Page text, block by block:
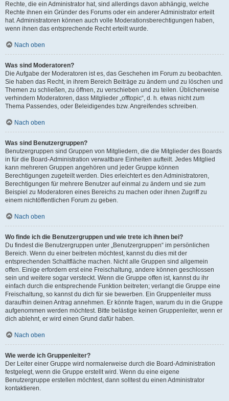
Rechte, die ein Administrator hat, sind allerdings davon abhängig, welche
Rechte ihnen ein Gründer des Forums oder ein anderer Administrator erteilt
hat. Administratoren können auch volle Moderationsberechtigungen haben,
wenn ihnen das entsprechende Recht erteilt wurde.
Nach oben
Was sind Moderatoren?
Die Aufgabe der Moderatoren ist es, das Geschehen im Forum zu beobachten.
Sie haben das Recht, in ihrem Bereich Beiträge zu ändern und zu löschen und
Themen zu schließen, zu öffnen, zu verschieben und zu teilen. Üblicherweise
verhindern Moderatoren, dass Mitglieder „offtopic“, d. h. etwas nicht zum
Thema Passendes, oder Beleidigendes bzw. Angreifendes schreiben.
Nach oben
Was sind Benutzergruppen?
Benutzergruppen sind Gruppen von Mitgliedern, die die Mitglieder des Boards
in für die Board-Administration verwaltbare Einheiten aufteilt. Jedes Mitglied
kann mehreren Gruppen angehören und jeder Gruppe können
Berechtigungen zugeteilt werden. Dies erleichtert es den Administratoren,
Berechtigungen für mehrere Benutzer auf einmal zu ändern und sie zum
Beispiel zu Moderatoren eines Bereichs zu machen oder ihnen Zugriff zu
einem nichtöffentlichen Forum zu geben.
Nach oben
Wo finde ich die Benutzergruppen und wie trete ich ihnen bei?
Du findest die Benutzergruppen unter „Benutzergruppen“ im persönlichen
Bereich. Wenn du einer beitreten möchtest, kannst du dies mit der
entsprechenden Schaltfläche machen. Nicht alle Gruppen sind allgemein
offen. Einige erfordern erst eine Freischaltung, andere können geschlossen
sein und weitere sogar versteckt. Wenn die Gruppe offen ist, kannst du ihr
einfach durch die entsprechende Funktion beitreten; verlangt die Gruppe eine
Freischaltung, so kannst du dich für sie bewerben. Ein Gruppenleiter muss
daraufhin deinen Antrag annehmen. Er könnte fragen, warum du in die Gruppe
aufgenommen werden möchtest. Bitte belästige keinen Gruppenleiter, wenn er
dich ablehnt, er wird einen Grund dafür haben.
Nach oben
Wie werde ich Gruppenleiter?
Der Leiter einer Gruppe wird normalerweise durch die Board-Administration
festgelegt, wenn die Gruppe erstellt wird. Wenn du eine eigene
Benutzergruppe erstellen möchtest, dann solltest du einen Administrator
kontaktieren.